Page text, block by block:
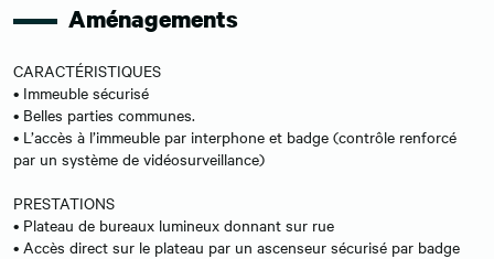
Aménagements
CARACTÉRISTIQUES
• Immeuble sécurisé
• Belles parties communes.
• L’accès à l’immeuble par interphone et badge (contrôle renforcé
par un système de vidéosurveillance)
PRESTATIONS
• Plateau de bureaux lumineux donnant sur rue
• Accès direct sur le plateau par un ascenseur sécurisé par badge